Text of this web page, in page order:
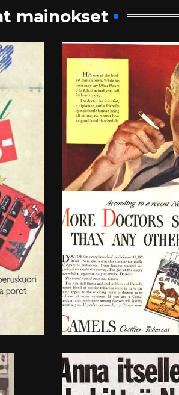
mainokset